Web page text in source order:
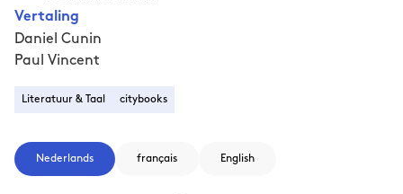
Vertaling
Daniel Cunin
Paul Vincent
Literatuur & Taal citybooks
Nederlands français English